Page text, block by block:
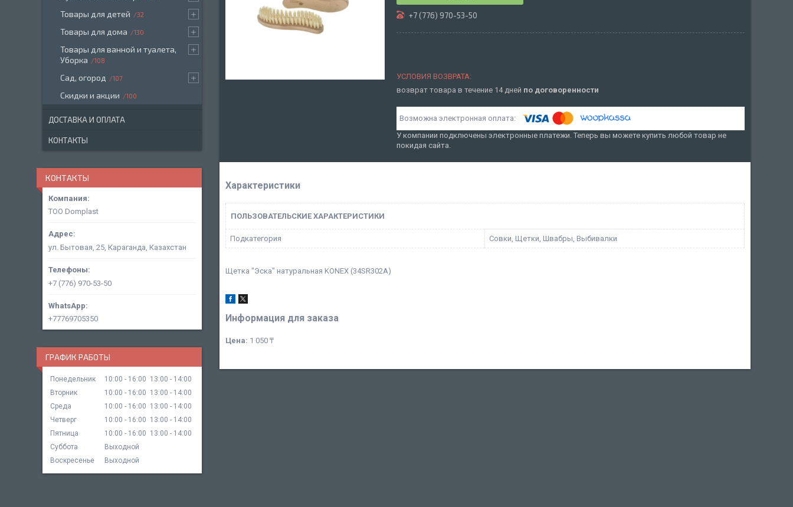
+7 (776) 970-53-50
возврат товара в течение 14 дней по договоренности
У компании подключены электронные платежи. Теперь вы можете купить любой товар не
покидая сайта.
Характеристики
ПОЛЬЗОВАТЕЛЬСКИЕ ХАРАКТЕРИСТИКИ
Подкатегория Совки, Щетки, Швабры, Выбивалки
Щетка "Эска" натуральная KONEX (34SR302A)
Информация для заказа
Цена: 1 050 ₸
Товары для детей 32
Товары для дома 130
Товары для ванной и туалета,
Уборка
108
Сад, огород 107
Скидки и акции 100
ДОСТАВКА И ОПЛАТА
КОНТАКТЫ
КОНТАКТЫ
ТОО Domplast
ул. Бытовая, 25, Караганда, Казахстан
+7 (776) 970-53-50
+77769705350
ГРАФИК РАБОТЫ
Понедельник 10:00 16:00 13:00
14:00
Вторник
10:00 16:00 13:00
14:00
Среда
10:00 16:00 13:00
14:00
Четверг
10:00 16:00 13:00
14:00
Пятница
10:00 16:00 13:00
14:00
Суббота
Выходной
Воскресенье
Выходной